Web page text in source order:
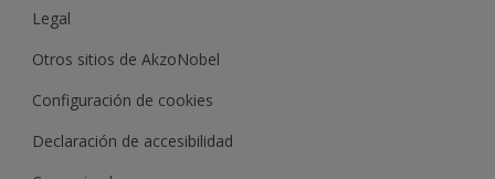
Legal
Otros sitios de AkzoNobel
Configuración de cookies
Declaración de accesibilidad